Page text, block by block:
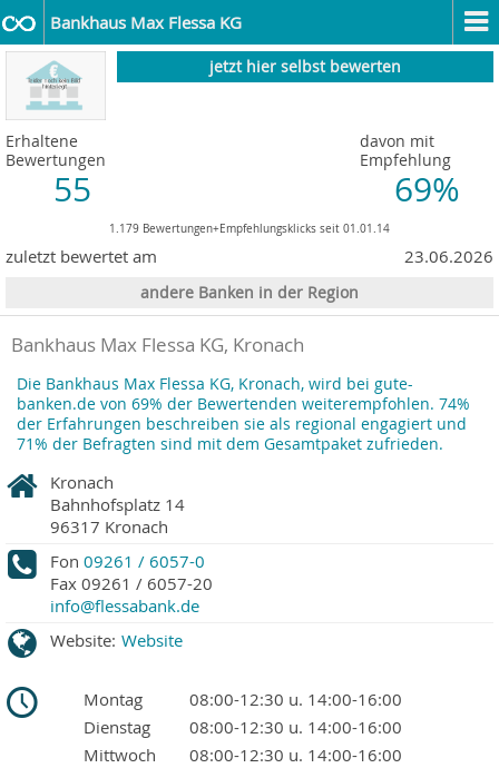
Bankhaus Max Flessa KG
jetzt hier selbst bewerten
Erhaltene
Bewertungen
55
davon mit
Empfehlung
69%
1.179 Bewertungen+Empfehlungsklicks seit 01.01.14
zuletzt bewertet am 23.06.2026
andere Banken in der Region
Bankhaus Max Flessa KG, Kronach
Die Bankhaus Max Flessa KG, Kronach, wird bei gute-
banken.de von 69% der Bewertenden weiterempfohlen. 74%
der Erfahrungen beschreiben sie als regional engagiert und
71% der Befragten sind mit dem Gesamtpaket zufrieden.
Kronach
Bahnhofsplatz 14
96317 Kronach
Fon 09261 / 6057-0
Fax 09261 / 6057-20
info@flessabank.de
Website: Website
Montag
08:00-12:30 u. 14:00-16:00
Dienstag
08:00-12:30 u. 14:00-16:00
Mittwoch
08:00-12:30 u. 14:00-16:00